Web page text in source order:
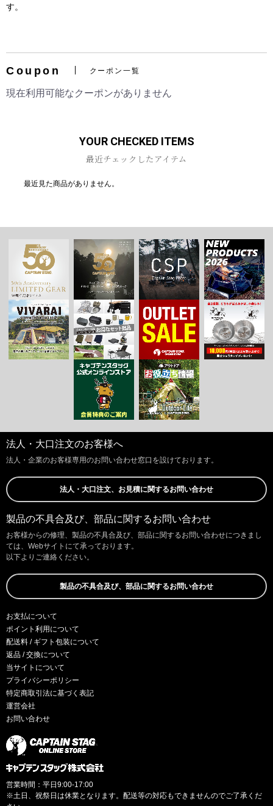
お買い物を続ける
す。
Coupon クーポン一覧
現在利用可能なクーポンがありません
YOUR CHECKED ITEMS
最近チェックしたアイテム
最近見た商品がありません。
法人・大口注文のお客様へ
法人・企業のお客様専用のお問い合わせ窓口を設けております。
法人・大口注文、お見積に関するお問い合わせ
製品の不具合及び、部品に関するお問い合わせ
お客様からの修理、製品の不具合及び、部品に関するお問い合わせにつきまし
ては、Webサイトにて承っております。
以下よりご連絡ください。
製品の不具合及び、部品に関するお問い合わせ
お支払について
ポイント利用について
配送料 / ギフト包装について
返品 / 交換について
当サイトについて
プライバシーポリシー
特定商取引法に基づく表記
運営会社
お問い合わせ
営業時間：平日9:00-17:00
※土日、祝祭日は休業となります。配送等の対応もできませんのでご了承くだ